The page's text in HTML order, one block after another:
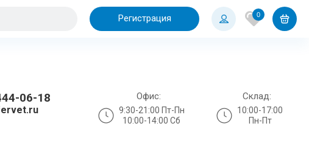
Регистрация 0
06-18 Офис:
9:30-21:00 Пт-Пн
10:00-14:00 Сб
Склад:
10:00-17:00
Пн-Пт